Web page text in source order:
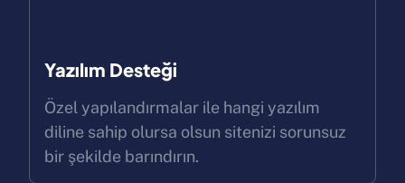
Yazılım Desteği
Özel yapılandırmalar ile hangi yazılım
diline sahip olursa olsun sitenizi sorunsuz
bir şekilde barındırın.